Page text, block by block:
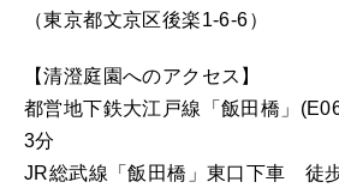
（東京都文京区後楽1-6-6）
【清澄庭園へのアクセス】
都営地下鉄大江戸線「飯田橋」
3分
JR総武線「飯田橋」東口下車 徒